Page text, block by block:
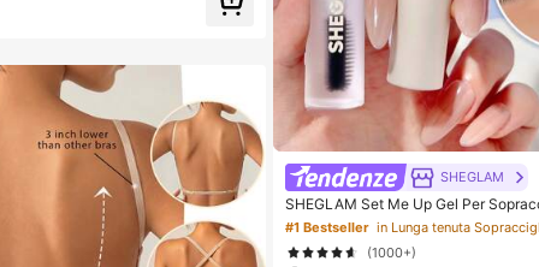
SHEGLAM
SHEGLAM Set Me Up Gel Per
Bellezza Cosmetici Trucco Per Donne
#1 Bestseller in Lunga tenuta
(1000+)